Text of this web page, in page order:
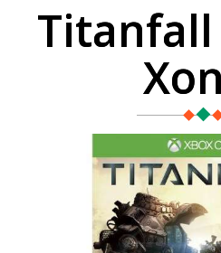
Titanfall